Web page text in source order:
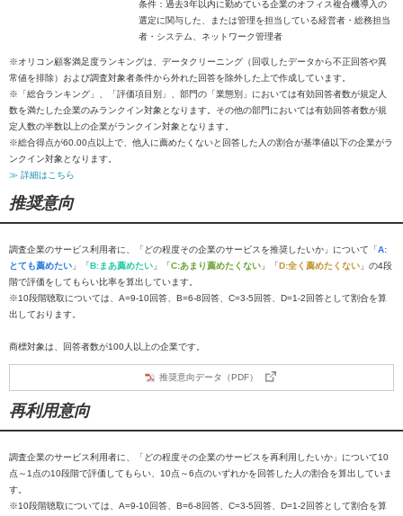
条件：過去3年以内に勤めている企業のオフィス複合機導入の
選定に関与した、または管理を担当している経営者・総務担当
者・システム、ネットワーク管理者
※オリコン顧客満足度ランキングは、データクリーニング（回収したデータから不正回答や異
常値を排除）および調査対象者条件から外れた回答を除外した上で作成しています。
※「総合ランキング」、「評価項目別」、部門の「業態別」においては有効回答者数が規定人
数を満たした企業のみランクイン対象となります。その他の部門においては有効回答者数が規
定人数の半数以上の企業がランクイン対象となります。
※総合得点が60.00点以上で、他人に薦めたくないと回答した人の割合が基準値以下の企業がラ
ンクイン対象となります。
≫ 詳細はこちら
推奨意向
調査企業のサービス利用者に、「どの程度その企業のサービスを推奨したいか」について「A:
とても薦めたい 」「B:まあ薦めたい 」「C:あまり薦めたくない 」「D:全く薦めたくない 」の4段
階で評価をしてもらい比率を算出しています。
※10段階聴取については、A=9-10回答、B=6-8回答、C=3-5回答、D=1-2回答として割合を算
出しております。
商標対象は、回答者数が100人以上の企業です。
推奨意向データ（PDF）
再利用意向
調査企業のサービス利用者に、「どの程度その企業のサービスを再利用したいか」について10
点～1点の10段階で評価してもらい、10点～6点のいずれかを回答した人の割合を算出していま
す。
※10段階聴取については、A=9-10回答、B=6-8回答、C=3-5回答、D=1-2回答として割合を算